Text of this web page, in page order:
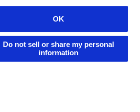
OK
Do not sell or share my personal
information
Publisher Directory
Redeem Code